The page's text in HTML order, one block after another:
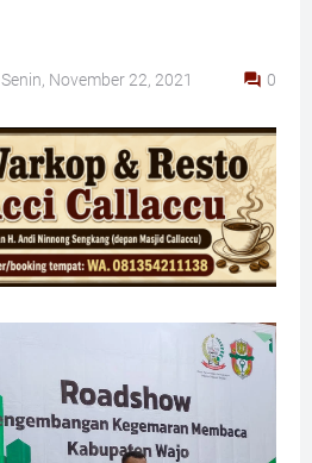
Senin, November 22, 2021 0